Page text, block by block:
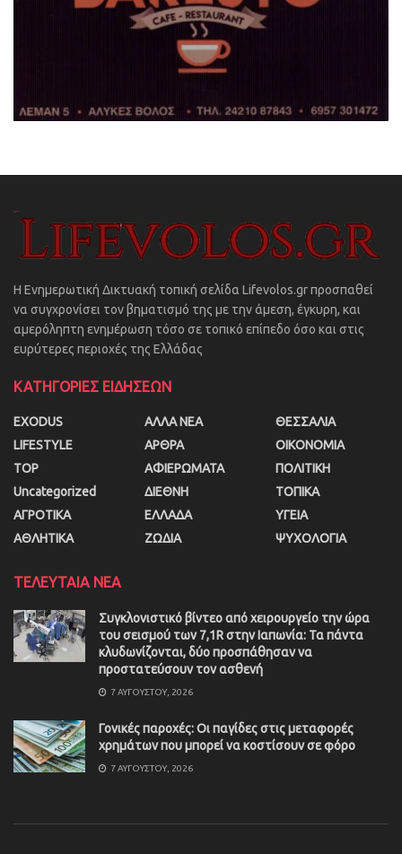
Η Ενημερωτική Δικτυακή τοπική σελίδα Lifevolos.gr προσπαθεί
να συγχρονίσει τον βηματισμό της με την άμεση, έγκυρη, και
αμερόληπτη ενημέρωση τόσο σε τοπικό επίπεδο όσο και στις
ευρύτερες περιοχές της Ελλάδας
ΚΑΤΗΓΟΡΙΕΣ ΕΙΔΗΣΕΩΝ
EXODUS
LIFESTYLE
TOP
Uncategorized
ΑΓΡΟΤΙΚΑ
ΑΘΛΗΤΙΚΑ
ΑΛΛΑ ΝΕΑ
ΑΡΘΡΑ
ΑΦΙΕΡΩΜΑΤΑ
ΔΙΕΘΝΗ
ΕΛΛΑΔΑ
ΖΩΔΙΑ
ΘΕΣΣΑΛΙΑ
ΟΙΚΟΝΟΜΙΑ
ΠΟΛΙΤΙΚΗ
ΤΟΠΙΚΑ
ΥΓΕΙΑ
ΨΥΧΟΛΟΓΙΑ
ΤΕΛΕΥΤΑΙΑ ΝΕΑ
Συγκλονιστικό βίντεο από χειρουργείο την ώρα
του σεισμού των 7,1R στην Ιαπωνία: Τα πάντα
κλυδωνίζονται, δύο προσπάθησαν να
προστατεύσουν τον ασθενή
7 ΑΥΓΟΎΣΤΟΥ, 2026
Γονικές παροχές: Οι παγίδες στις μεταφορές
χρημάτων που μπορεί να κοστίσουν σε φόρο
7 ΑΥΓΟΎΣΤΟΥ, 2026